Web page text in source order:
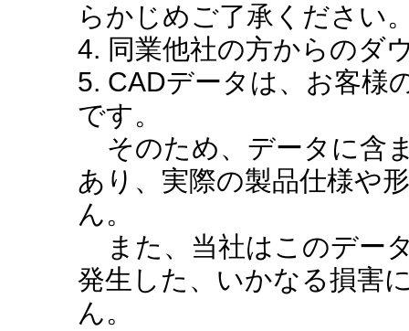
らかじめご了承ください
4. 同業他社の方からのダ
5. CADデータは、お客様
です。
そのため、データに含
あり、実際の製品仕様や
ん。
また、当社はこのデー
発生した、いかなる損害
ん。